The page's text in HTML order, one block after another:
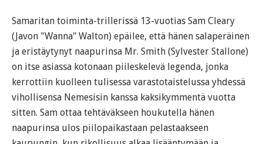
Samaritan toiminta-trillerissä 13-vuotias Sam Cleary
(Javon "Wanna" Walton) epäilee, että hänen salaperäinen
ja eristäytynyt naapurinsa Mr. Smith (Sylvester Stallone)
on itse asiassa kotonaan piileskelevä legenda, jonka
kerrottiin kuolleen tulisessa varastotaistelussa yhdessä
vihollisensa Nemesisin kanssa kaksikymmentä vuotta
sitten. Sam ottaa tehtäväkseen houkutella hänen
naapurinsa ulos piilopaikastaan pelastaakseen